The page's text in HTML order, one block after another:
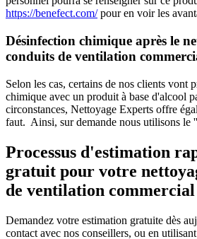
https://benefect.com/pour en voir les
Désinfection chimique après le
conduits de ventilation
Selon les cas, certains de nos clients vont
chimique avec un produit à base d'alcool
circonstances, Nettoyage Experts offre
faut. Ainsi, sur demande nous utilisons le
Processus d'estimation
gratuit pour votre
de ventilation commercial
Demandez votre estimation gratuite dès
contact avec nos conseillers, ou en